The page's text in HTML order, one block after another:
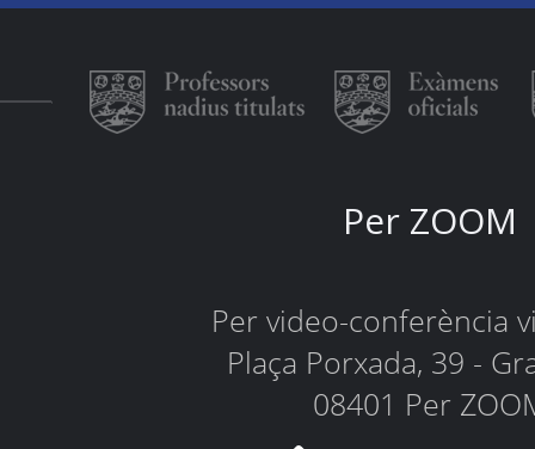
Per ZOOM
Per video-conferència
Plaça Porxada, 39 -
08401 Per